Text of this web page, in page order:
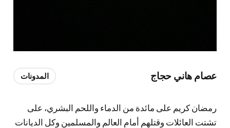
رمضان كريم على مائدة من الدماء واللحم البشري، على
تشتت العائلات وقتلهم أمام العالم والمسلمين وكل الديانات
عصام هاني حجاج المدونات